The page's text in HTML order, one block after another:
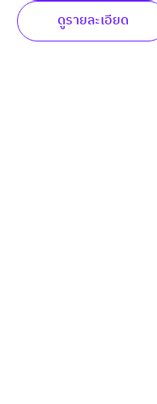
ดูรายละเอียด